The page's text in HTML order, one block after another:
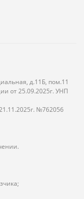
д.11Б, пом.11
от 25.09.2025г. УНП
№762056